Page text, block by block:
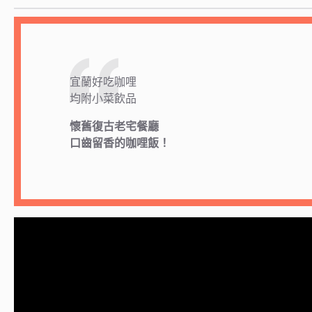
宜蘭好吃咖哩
均附小菜飲品
懷舊復古老宅餐廳
口齒留香的咖哩飯！